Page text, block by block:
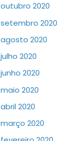
outubro 2020
setembro 2020
agosto 2020
julho 2020
junho 2020
maio 2020
abril 2020
março 2020